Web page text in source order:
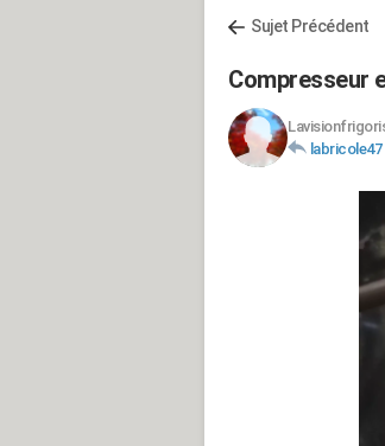
Sujet Précédent
Compresseur
labricole47